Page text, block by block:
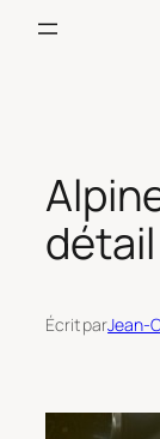
détail
Écrit parJean-